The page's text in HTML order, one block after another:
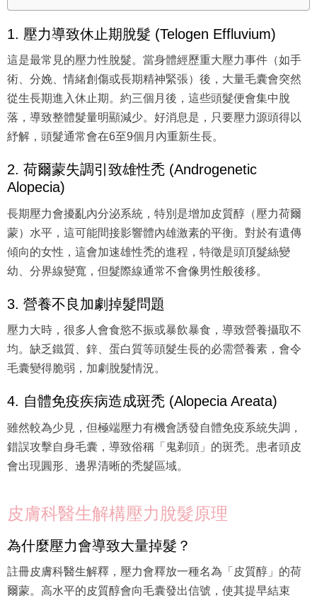
1. 壓力導致休止期脫髮 (Telogen Effluvium)
這是最常見的壓力性脫髮。當身體經歷重大壓力事件（如手
術、分娩、情緒創傷或長期精神緊張）後，大量毛囊會突然
從生長期進入休止期。約三個月後，這些頭髮便會集中脫
落，導致整體髮量明顯減少。好消息是，只要壓力源頭得以
紓解，頭髮通常會在6至9個月內重新生長。
2. 荷爾蒙失調引致雄性禿 (Androgenetic
Alopecia)
長期壓力會擾亂內分泌系統，特別是增加皮質醇（壓力荷爾
蒙）水平，這可能間接影響體內雄激素的平衡。對於有遺傳
傾向的女性，這會加速雄性禿的進程，特徵是頭頂髮絲變
幼、分界線變寬，但髮際線通常不會像男性般後移。
3. 營養不良加劇掉髮問題
壓力大時，很多人會食慾不振或暴飲暴食，導致營養攝取不
均。缺乏鐵質、鋅、蛋白質等頭髮生長的必需營養素，會令
毛囊變得脆弱，加劇脫髮情況。
4. 自體免疫疾病造成斑禿 (Alopecia Areata)
雖然較為少見，但極端壓力有機會誘發自體免疫系統失調，
錯誤攻擊自身毛囊，導致俗稱「鬼剃頭」的斑禿。患者頭皮
會出現圓形、邊界清晰的禿髮區域。
皮膚科醫生解構壓力脫髮原理
為什麼壓力會導致大量掉髮？
註冊皮膚科醫生解釋，壓力會釋放一種名為「皮質醇」的荷
爾蒙。高水平的皮質醇會向毛囊發出信號，使其提早結束